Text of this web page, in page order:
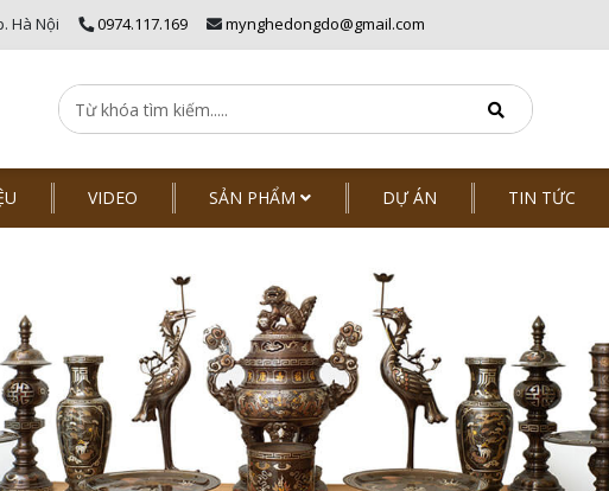
Hà Nội 0974.117.169 mynghedongdo@gmail.com
VIDEO SẢN PHẨM DỰ ÁN TIN TỨC